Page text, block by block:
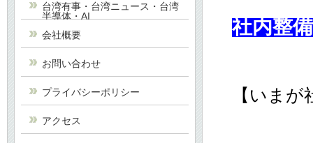
台湾有事・台湾ニュース・台湾
半導体・AI
会社概要
お問い合わせ
プライバシーポリシー
アクセス
社内整
【いま